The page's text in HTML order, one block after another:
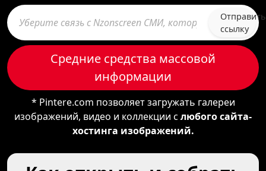
Отправить
ссылку
Средние средства массовой
информации
* Pintere.com позволяет загружать галереи
изображений, видео и коллекции с любого сайта-
хостинга изображений.